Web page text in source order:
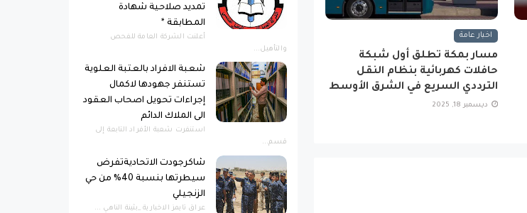
اخبار عامة
مسار بمكة تطلق أول شبكة
حافلات كهربائية بنظام النقل
الترددي السريع في الشرق الأوسط
ديسمبر 18, 2025
تمديد صلاحية شهادة
المطابقة *
أعلنت الشركة العامة للفحص
والتأهيل...
شعبة الافراد بالعتبة العلوية
تستنفر جهودها لاكمال
إجراءات تحويل اصحاب العقود
الى الملاك الدائم
استنفرت شعبة الأفراد التابعة إلى
قسم...
شاكرجودت الاتحاديةتفرض
سيطرتها بنسبة 40% من حي
الزنجيلي
عراق تايمز الاخبارية _بثينة الناهي ...